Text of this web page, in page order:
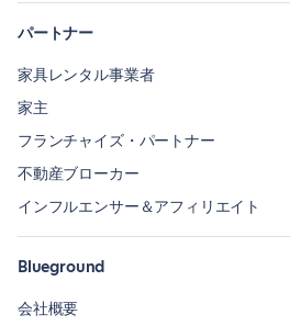
パートナー
家具レンタル事業者
家主
フランチャイズ・パートナー
不動産ブローカー
インフルエンサー＆アフィリエイト
Blueground
会社概要